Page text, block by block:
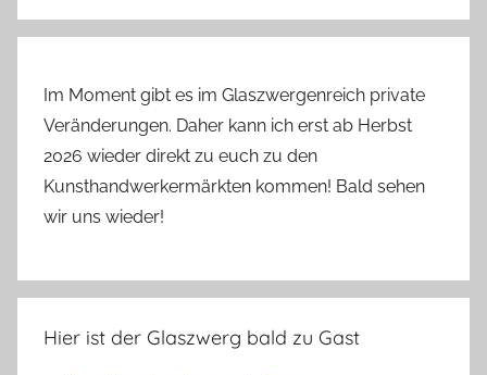
Im Moment gibt es im Glaszwergenreich private
Veränderungen. Daher kann ich erst ab Herbst
2026 wieder direkt zu euch zu den
Kunsthandwerkermärkten kommen! Bald sehen
wir uns wieder!
Hier ist der Glaszwerg bald zu Gast